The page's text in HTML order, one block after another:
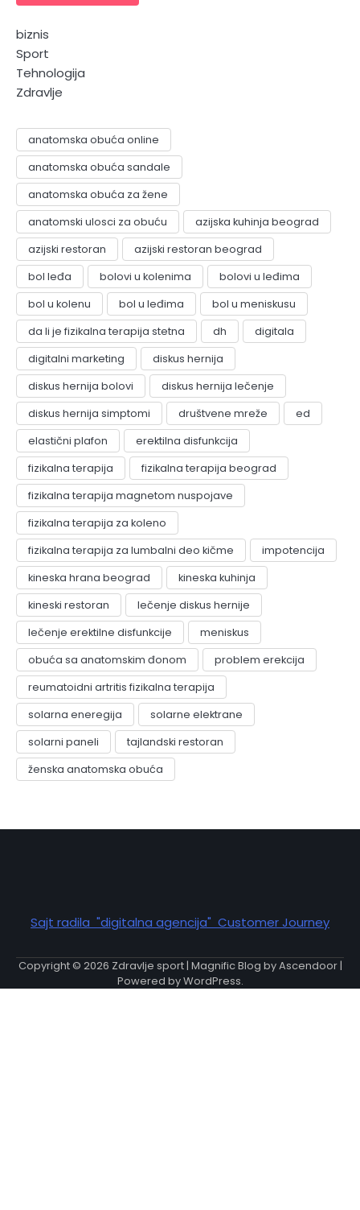
biznis
Sport
Tehnologija
Zdravlje
anatomska obuća online
anatomska obuća sandale
anatomska obuća za žene
anatomski ulosci za obuću
azijska kuhinja beograd
azijski restoran
azijski restoran beograd
bol leđa
bolovi u kolenima
bolovi u leđima
bol u kolenu
bol u leđima
bol u meniskusu
da li je fizikalna terapija stetna
dh
digitala
digitalni marketing
diskus hernija
diskus hernija bolovi
diskus hernija lečenje
diskus hernija simptomi
društvene mreže
ed
elastični plafon
erektilna disfunkcija
fizikalna terapija
fizikalna terapija beograd
fizikalna terapija magnetom nuspojave
fizikalna terapija za koleno
fizikalna terapija za lumbalni deo kičme
impotencija
kineska hrana beograd
kineska kuhinja
kineski restoran
lečenje diskus hernije
lečenje erektilne disfunkcije
meniskus
obuća sa anatomskim đonom
problem erekcija
reumatoidni artritis fizikalna terapija
solarna eneregija
solarne elektrane
solarni paneli
tajlandski restoran
ženska anatomska obuća
Sajt radila "digitalna agencija" Customer Journey
Copyright © 2026 Zdravlje sport | Magnific Blog byAscendoor|
Powered byWordPress.